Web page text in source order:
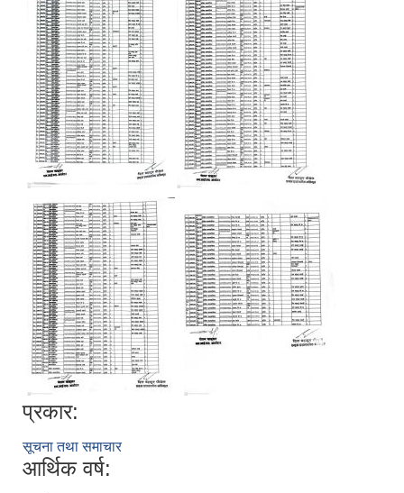
प्रकार:
सूचना तथा समाचार
आर्थिक वर्ष: